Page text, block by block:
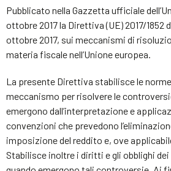
Pubblicato nella Gazzetta ufficiale
ottobre 2017 la Direttiva (UE) 2017/1852
ottobre 2017, sui meccanismi di
materia fiscale nell’Unione europea.
La presente Direttiva stabilisce le
meccanismo per risolvere le
emergono dall’interpretazione e
convenzioni che prevedono
imposizione del reddito e, ove
Stabilisce inoltre i diritti e gli obblighi